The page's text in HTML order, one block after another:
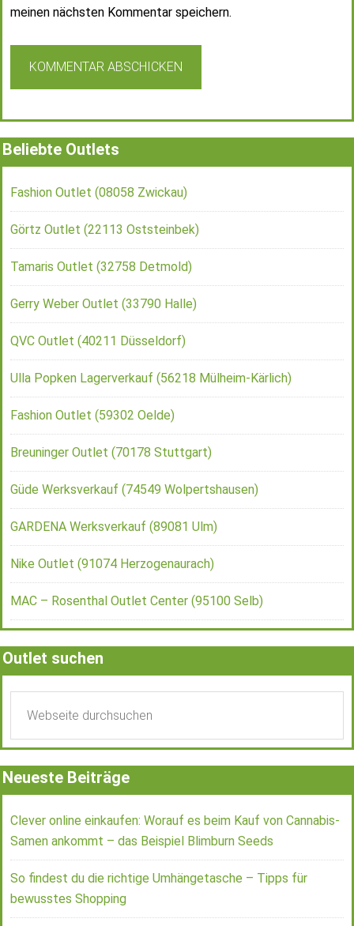
meinen nächsten Kommentar speichern.
Beliebte Outlets
Fashion Outlet (08058 Zwickau)
Görtz Outlet (22113 Oststeinbek)
Tamaris Outlet (32758 Detmold)
Gerry Weber Outlet (33790 Halle)
QVC Outlet (40211 Düsseldorf)
Ulla Popken Lagerverkauf (56218 Mülheim-Kärlich)
Fashion Outlet (59302 Oelde)
Breuninger Outlet (70178 Stuttgart)
Güde Werksverkauf (74549 Wolpertshausen)
GARDENA Werksverkauf (89081 Ulm)
Nike Outlet (91074 Herzogenaurach)
MAC – Rosenthal Outlet Center (95100 Selb)
Outlet suchen
Neueste Beiträge
Clever online einkaufen: Worauf es beim Kauf von Cannabis-
Samen ankommt – das Beispiel Blimburn Seeds
So findest du die richtige Umhängetasche – Tipps für
bewusstes Shopping